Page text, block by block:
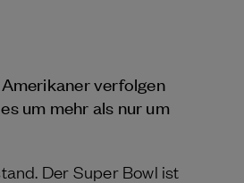
verfolgen
um mehr als nur um
Der Super Bowl ist